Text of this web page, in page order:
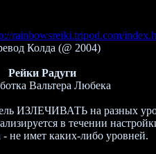
rainbowsreiki.tripod.com/
Колда (@ 2004)
Рейки Радуги
Вальтера Любека
ИЗЛЕЧИВАТЬ на разных
в течении
- не имет каких-либо уровней.